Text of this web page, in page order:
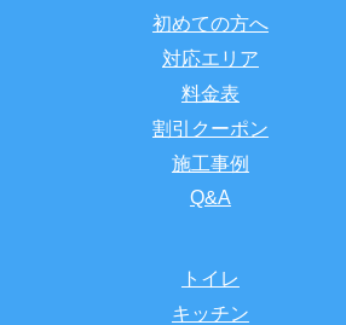
初めての方へ
対応エリア
料金表
割引クーポン
施工事例
Q&A
トイレ
キッチン